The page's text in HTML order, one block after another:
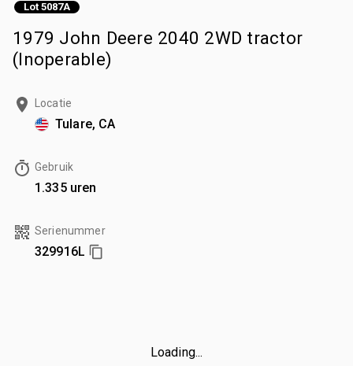
Lot 5087A
1979 John Deere 2040 2WD tractor
(Inoperable)
Locatie
Tulare, CA
Gebruik
1.335 uren
Serienummer
329916L
Loading...